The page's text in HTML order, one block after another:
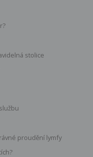
stolice
proudění lymfy